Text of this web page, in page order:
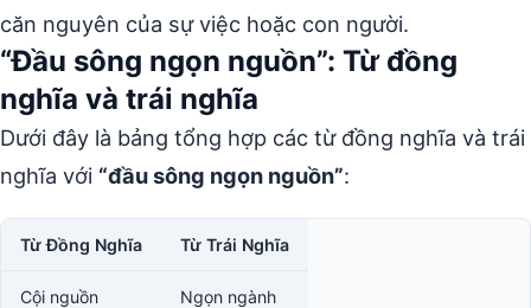
căn nguyên của sự việc hoặc con người.
“Đầu sông ngọn nguồn”: Từ đồng
nghĩa và trái nghĩa
Dưới đây là bảng tổng hợp các từ đồng nghĩa và trái
nghĩa với “đầu sông ngọn nguồn”:
Từ Đồng Nghĩa Từ Trái Nghĩa
Cội nguồn Ngọn ngành